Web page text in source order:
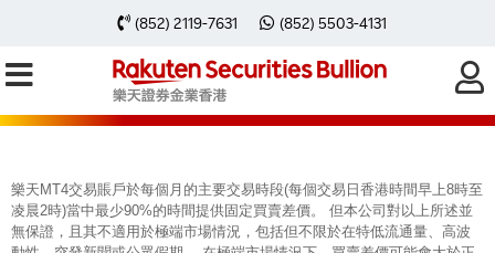
(852) 2119-7631 (852) 5503-4131
每周黃金分析 20250310
樂天MT4交易賬戶於每個月的主要交易時段(每個交易日香港時間早上8時至
凌晨2時)當中最少90%的時間提供固定買賣差價。 但本公司對以上所述並
無保證，且其不適用於極端市場情況，包括但不限於在特低流通量、高波